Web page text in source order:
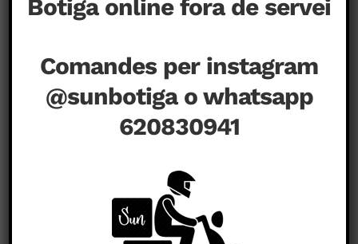
Botiga online fora de servei
Comandes per instagram
@sunbotiga o whatsapp
620830941